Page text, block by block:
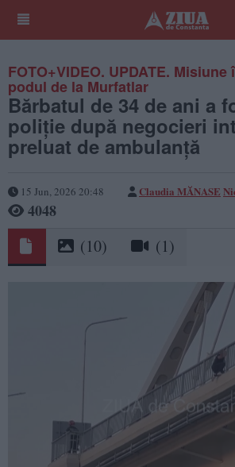
FOTO+VIDEO. UPDATE.
podul de la Murfatlar
Bărbatul de 34 de ani a
poliție după negocieri
preluat de ambulanță
15 Jun, 2026 20:48 Claudia MĂNASE
4048
(10) (1)